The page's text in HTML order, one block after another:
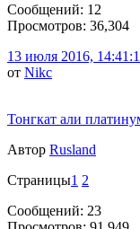
Сообщений: 12
Просмотров: 36,304
13 июля 2016,
от Nikc
Тонгкат али
Автор Rusland
Страницы1 2
Сообщений: 23